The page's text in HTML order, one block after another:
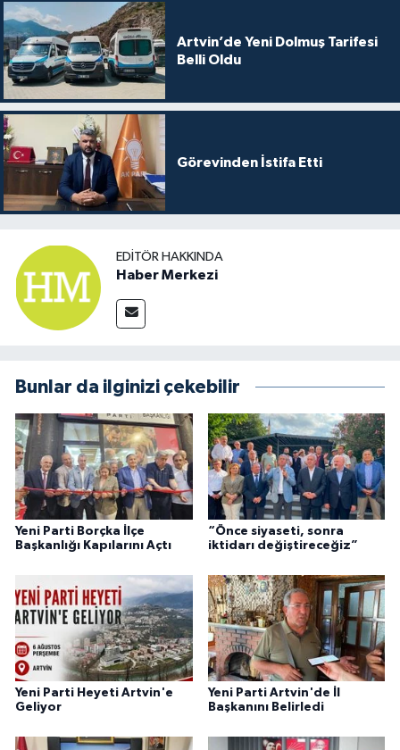
Artvin’de Yeni Dolmuş Tarifesi
Belli Oldu
Görevinden İstifa Etti
EDITÖR HAKKINDA
Haber Merkezi
Bunlar da ilginizi çekebilir
Yeni Parti Borçka İlçe
Başkanlığı Kapılarını Açtı
“Önce siyaseti, sonra
iktidarı değiştireceğiz”
Yeni Parti Heyeti Artvin'e
Geliyor
Yeni Parti Artvin'de İl
Başkanını Belirledi